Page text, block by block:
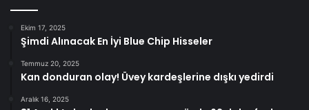
Ekim 17, 2025
Şimdi Alınacak En İyi Blue Chip Hisseler
Temmuz 20, 2025
Kan donduran olay! Üvey kardeşlerine dışkı yedirdi
Aralık 16, 2025